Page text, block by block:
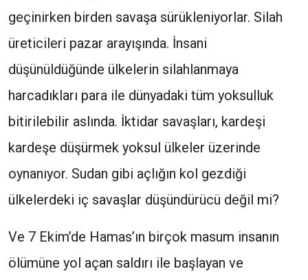
geçinirken birden savaşa sürükleniyorlar. Silah
üreticileri pazar arayışında. İnsani
düşünüldüğünde ülkelerin silahlanmaya
harcadıkları para ile dünyadaki tüm yoksulluk
bitirilebilir aslında. İktidar savaşları, kardeşi
kardeşe düşürmek yoksul ülkeler üzerinde
oynanıyor. Sudan gibi açlığın kol gezdiği
ülkelerdeki iç savaşlar düşündürücü değil mi?
Ve 7 Ekim’de Hamas’ın birçok masum insanın
ölümüne yol açan saldırı ile başlayan ve